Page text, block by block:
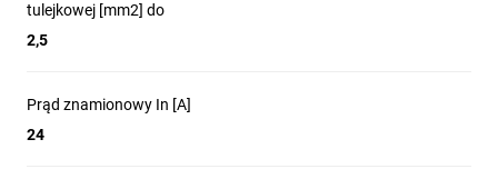
tulejkowej [mm2] do
2,5
Prąd znamionowy In [A]
24